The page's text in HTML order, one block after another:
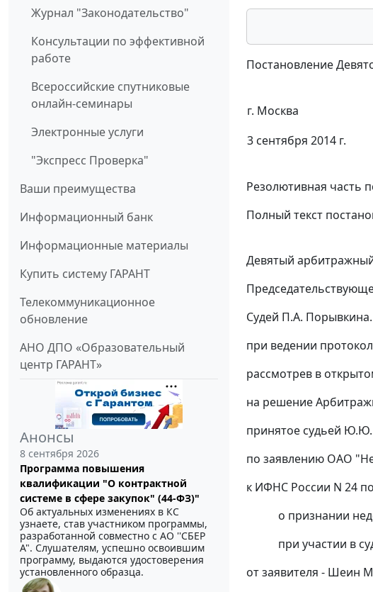
Журнал "Законодательство"
Консультации по эффективной
работе
Всероссийские спутниковые
онлайн-семинары
Электронные услуги
"Экспресс Проверка"
Ваши преимущества
Информационный банк
Информационные материалы
Купить систему ГАРАНТ
Телекоммуникационное
обновление
АНО ДПО «Образовательный
центр ГАРАНТ»
Анонсы
8 сентября 2026
Программа повышения
квалификации "О контрактной
системе в сфере закупок" (44-ФЗ)"
Об актуальных изменениях в КС
узнаете, став участником программы,
разработанной совместно с АО ''СБЕР
А". Слушателям, успешно освоившим
программу, выдаются удостоверения
установленного образца.
Постановление
г. Москва
3 сентября 2014 г.
Резолютивная часть
Полный текст
Девятый
Судей П.А.
при ведении
рассмотрев в
на решение
принятое судьей
по заявлению ОАО
к ИФНС России N 24
о признании
при участии в
от заявителя - Шеин